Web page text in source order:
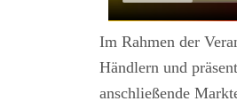
Im Rahmen der
Händlern und
anschließende